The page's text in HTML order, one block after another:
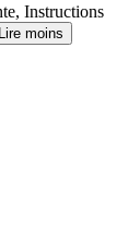
Instructions
Lire moins